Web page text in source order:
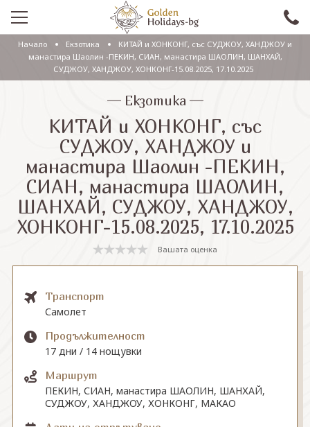
ПРОМО
ЕКСКУРЗИИ С АВТОБУС
САМОЛЕТНИ ПОЧИВКИ
ПОЧИВКИ С АВТОБУС
ПРАЗНИЦИ
ЕКЗОТИКА
Проверка на резервация
СВЪРЖЕТЕ СЕ С НАС
Начало Екзотика
КИТАЙ и ХОНКОНГ, със СУДЖОУ, ХАНДЖОУ и
манастира Шаолин -ПЕКИН, СИАН, манастира ШАОЛИН, ШАНХАЙ,
СУДЖОУ, ХАНДЖОУ, ХОНКОНГ-15.08.2025, 17.10.2025
Екзотика
КИТАЙ и ХОНКОНГ, със
СУДЖОУ, ХАНДЖОУ и
манастира Шаолин -ПЕКИН,
СИАН, манастира ШАОЛИН,
ШАНХАЙ, СУДЖОУ, ХАНДЖОУ,
ХОНКОНГ-15.08.2025, 17.10.2025
Вашата оценка
Транспорт
Самолет
Продължителност
17 дни / 14 нощувки
Маршрут
ПЕКИН, СИАН, манастира ШАОЛИН, ШАНХАЙ,
СУДЖОУ, ХАНДЖОУ, ХОНКОНГ, МАКАО